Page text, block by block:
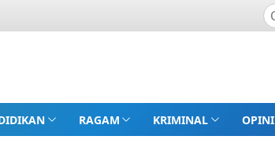
RAGAM KRIMINAL OPINI